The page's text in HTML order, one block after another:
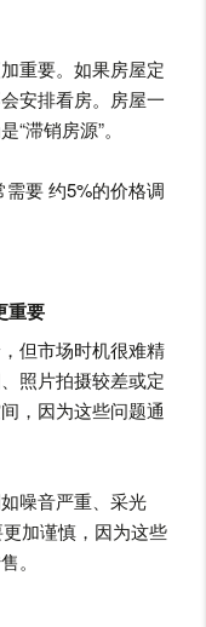
重要。如果房屋定
安排看房。房屋一
滞销房源”。
要 约5%的价格调
重要
但市场时机很难精
照片拍摄较差或定
，因为这些问题通
噪音严重、采光
加谨慎，因为这些
。